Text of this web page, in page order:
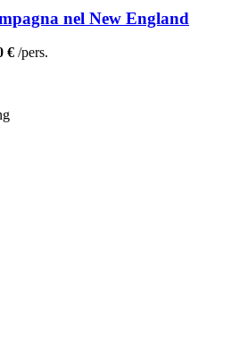
nel New England
€ /pers.